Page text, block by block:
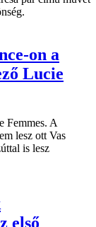
on a
Lucie
Femmes. A
lesz ott Vas
is lesz
első